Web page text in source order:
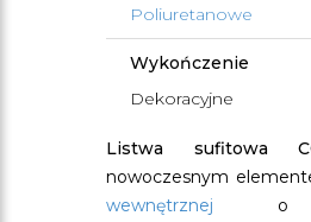
Poliuretanowe
Wykończenie
Dekoracyjne
Listwa sufitowa
nowoczesnym
wewnętrznej o